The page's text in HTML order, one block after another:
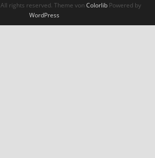
All rights reserved. Theme von Colorlib Powered by
WordPress